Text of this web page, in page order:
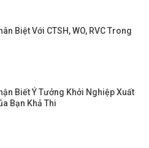
Biệt Với CTSH, WO, RVC Trong
Biết Ý Tưởng Khởi Nghiệp Xuất
Bạn Khả Thi